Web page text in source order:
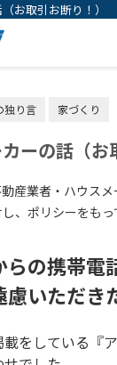
お取引お断り！）
独り言 家づくり
ーの話（お
産業者・ハウス
、ポリシーをもっ
らの携帯電
いただき
をしている『